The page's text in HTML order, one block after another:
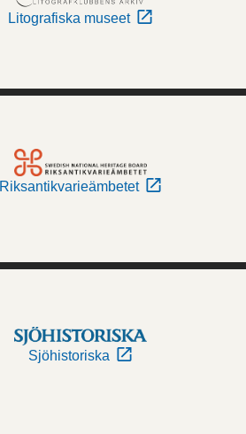
Litografiska museet
Riksantikvarieämbetet
Sjöhistoriska